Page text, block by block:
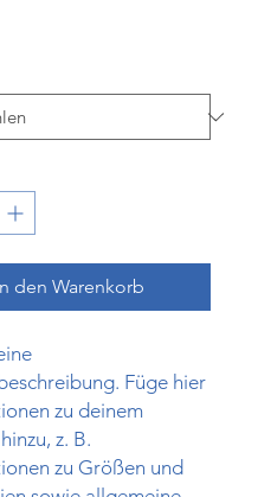
den Warenkorb
Füge hier
zu deinem
z. B.
zu Größen und